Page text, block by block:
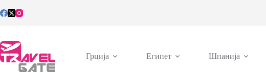
to
Грција Египет Шпанија